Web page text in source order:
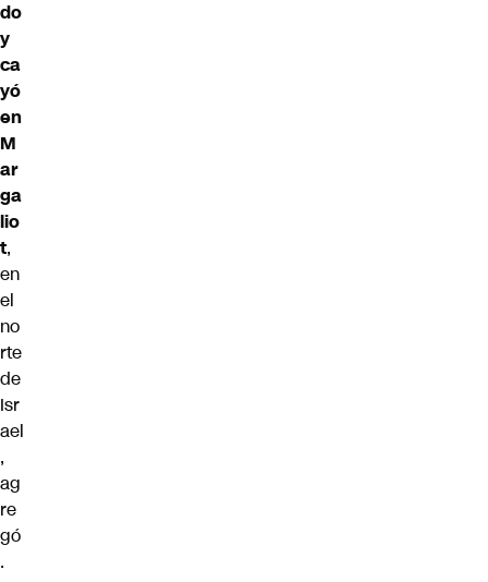
do
y
ca
yó
en
M
ar
ga
lio
t,
en
el
no
rte
de
Isr
ael
,
ag
re
gó
.